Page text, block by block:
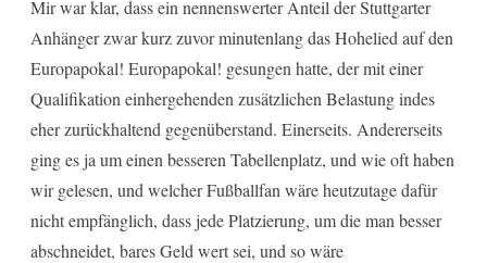
Mir war klar, dass ein nennenswerter Anteil der Stuttgarter
Anhänger zwar kurz zuvor minutenlang das Hohelied auf den
Europapokal! Europapokal! gesungen hatte, der mit einer
Qualifikation einhergehenden zusätzlichen Belastung indes
eher zurückhaltend gegenüberstand. Einerseits. Andererseits
ging es ja um einen besseren Tabellenplatz, und wie oft haben
wir gelesen, und welcher Fußballfan wäre heutzutage dafür
nicht empfänglich, dass jede Platzierung, um die man besser
abschneidet, bares Geld wert sei, und so wäre